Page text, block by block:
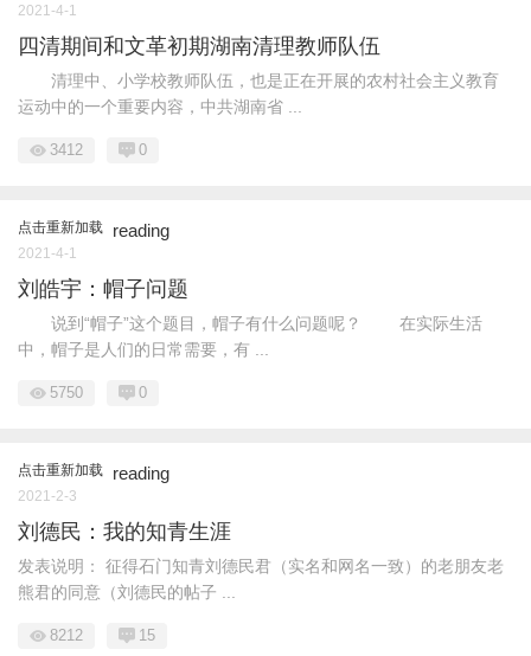
2021-4-1
四清期间和文革初期湖南清理教师队伍
清理中、小学校教师队伍，也是正在开展的农村社会主义教育
运动中的一个重要内容，中共湖南省 ...
3412 0
点击重新加载 reading
2021-4-1
刘皓宇：帽子问题
说到“帽子”这个题目，帽子有什么问题呢？ 在实际生活
中，帽子是人们的日常需要，有 ...
5750 0
点击重新加载 reading
2021-2-3
刘德民：我的知青生涯
发表说明： 征得石门知青刘德民君（实名和网名一致）的老朋友老
熊君的同意（刘德民的帖子 ...
8212 15